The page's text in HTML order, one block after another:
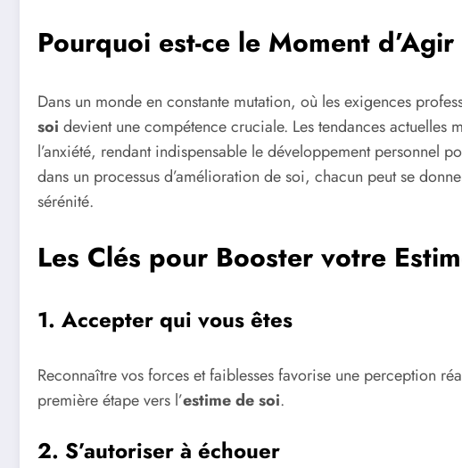
Pourquoi est-ce le Moment
Dans un monde en constante mutation, où les exigences
soi devient une compétence cruciale. Les tendances actuelles
l’anxiété, rendant indispensable le développement personnel
dans un processus d’amélioration de soi, chacun peut se
sérénité.
Les Clés pour Booster votre
1. Accepter qui vous êtes
Reconnaître vos forces et faiblesses favorise une perception
première étape vers l’estime de soi.
2. S’autoriser à échouer